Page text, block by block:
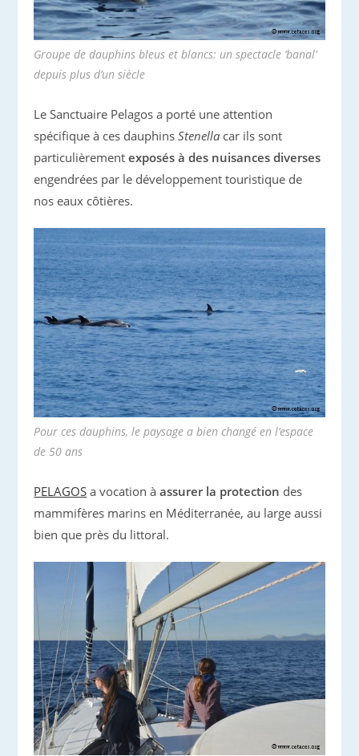
Groupe de dauphins bleus et blancs: un spectacle ‘banal’
depuis plus d’un siècle
Le Sanctuaire Pelagos a porté une attention
spécifique à ces dauphinsStenella car ils sont
particulièrementexposés à des nuisances diverses
engendrées par le développement touristique de
nos eaux côtières.
Pour ces dauphins, le paysage a bien changé en l’espace
de 50 ans
PELAGOS a vocation àassurer la protection des
mammifères marins en Méditerranée, au large aussi
bien que près du littoral.